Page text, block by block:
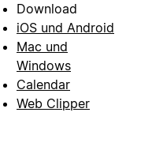
Download
iOS und Android
Mac und
Windows
Calendar
Web Clipper